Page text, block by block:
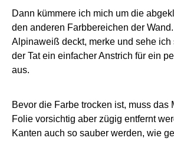
Dann kümmere ich mich um die
den anderen Farbbereichen der Wand.
Alpinaweiß deckt, merke und sehe ich
der Tat ein einfacher Anstrich für ein
aus.
Bevor die Farbe trocken ist, muss das
Folie vorsichtig aber zügig entfernt
Kanten auch so sauber werden, wie